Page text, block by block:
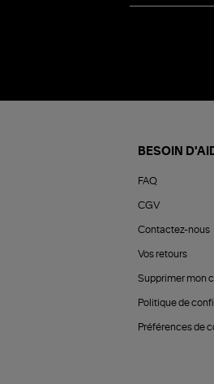
BESOIN
FAQ
CGV
Contactez-nous
Vos retours
Supprimer mon
Politique de
Préférences de